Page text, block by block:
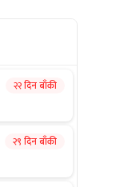
२२ दिन बाँकी
२९ दिन बाँकी